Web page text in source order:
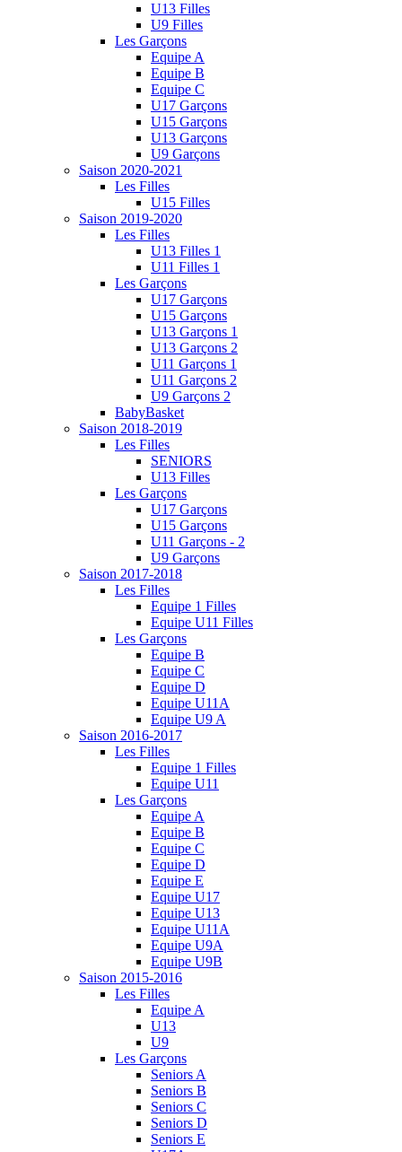
U13 Filles
U9 Filles
Les Garçons
Equipe A
Equipe B
Equipe C
U17 Garçons
U15 Garçons
U13 Garçons
U9 Garçons
Saison 2020-2021
Les Filles
U15 Filles
Saison 2019-2020
Les Filles
U13 Filles 1
U11 Filles 1
Les Garçons
U17 Garçons
U15 Garçons
U13 Garçons 1
U13 Garçons 2
U11 Garçons 1
U11 Garçons 2
U9 Garçons 2
BabyBasket
Saison 2018-2019
Les Filles
SENIORS
U13 Filles
Les Garçons
U17 Garçons
U15 Garçons
U11 Garçons - 2
U9 Garçons
Saison 2017-2018
Les Filles
Equipe 1 Filles
Equipe U11 Filles
Les Garçons
Equipe B
Equipe C
Equipe D
Equipe U11A
Equipe U9 A
Saison 2016-2017
Les Filles
Equipe 1 Filles
Equipe U11
Les Garçons
Equipe A
Equipe B
Equipe C
Equipe D
Equipe E
Equipe U17
Equipe U13
Equipe U11A
Equipe U9A
Equipe U9B
Saison 2015-2016
Les Filles
Equipe A
U13
U9
Les Garçons
Seniors A
Seniors B
Seniors C
Seniors D
Seniors E